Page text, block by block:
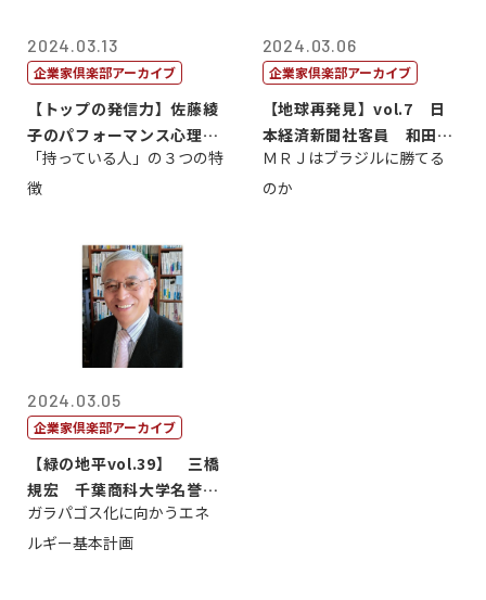
2024.03.13
企業家倶楽部アーカイブ
【トップの発信力】佐藤綾
子のパフォーマンス心理学
第37回
「持っている人」の３つの特
徴
2024.03.06
企業家倶楽部アーカイブ
【地球再発見】vol.7 日
本経済新聞社客員 和田昌
親
ＭＲＪはブラジルに勝てる
のか
2024.03.05
企業家倶楽部アーカイブ
【緑の地平vol.39】 三橋
規宏 千葉商科大学名誉教
授
ガラパゴス化に向かうエネ
ルギー基本計画